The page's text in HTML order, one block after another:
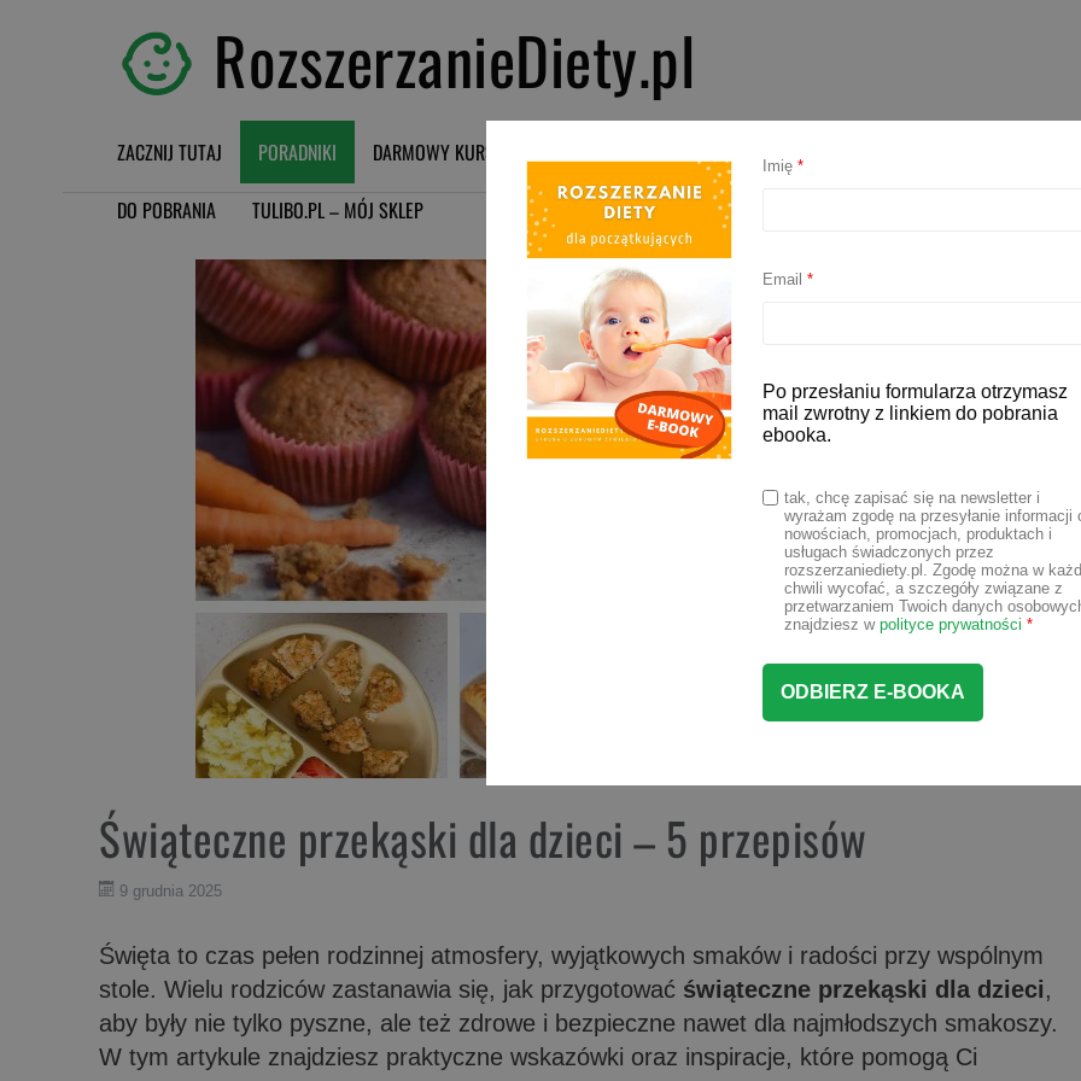
RozszerzanieDiety.pl
ZACZNIJ TUTAJ PORADNIKI DARMOWY KURS BLW
DO POBRANIA
TULIBO.PL – MÓJ SKLEP
Świąteczne przekąski dla dzieci – 5 przepisów
9 grudnia 2025
Święta to czas pełen rodzinnej atmosfery, wyjątkowych smaków i radości przy wspólnym
stole. Wielu rodziców zastanawia się, jak przygotować świąteczne przekąski dla dzieci,
aby były nie tylko pyszne, ale też zdrowe i bezpieczne nawet dla najmłodszych smakoszy.
W tym artykule znajdziesz praktyczne wskazówki oraz inspiracje, które pomogą Ci
Imię *
Email *
Po przesłaniu formularza otrzymasz
mail zwrotny z linkiem do pobrania
ebooka.
tak, chcę zapisać się na newsletter i
wyrażam zgodę na przesyłanie informacji
nowościach, promocjach, produktach i
usługach świadczonych przez
rozszerzaniediety.pl. Zgodę można w
chwili wycofać, a szczegóły związane z
przetwarzaniem Twoich danych
znajdziesz wpolityce prywatności *